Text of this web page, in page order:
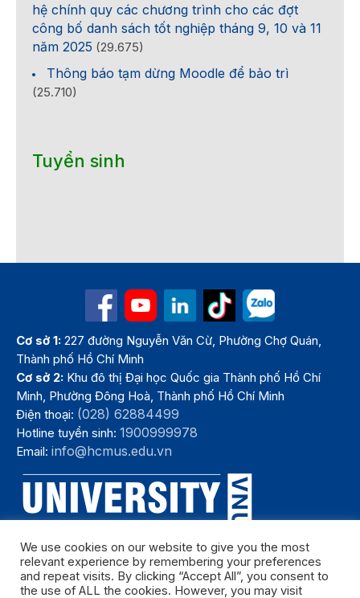
hệ chính quy các chương trình cho các đợt
công bố danh sách tốt nghiệp tháng 9, 10 và 11
năm 2025 (29.675)
Thông báo tạm dừng Moodle để bảo trì
(25.710)
Tuyển sinh
Cơ sở 1: 227 đường Nguyễn Văn Cừ, Phường Chợ Quán,
Thành phố Hồ Chí Minh
Cơ sở 2: Khu đô thị Đại học Quốc gia Thành phố Hồ Chí
Minh, Phường Đông Hoà, Thành phố Hồ Chí Minh
Điện thoại: (028) 62884499
Hotline tuyển sinh:1900999978
Email:info@hcmus.edu.vn
We use cookies on our website to give you the most
relevant experience by remembering your preferences
and repeat visits. By clicking “Accept All”, you consent to
the use of ALL the cookies. However, you may visit